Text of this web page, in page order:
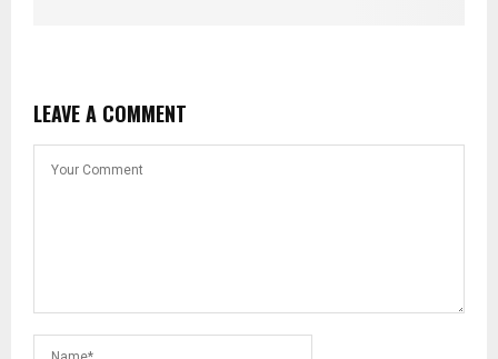
LEAVE A COMMENT